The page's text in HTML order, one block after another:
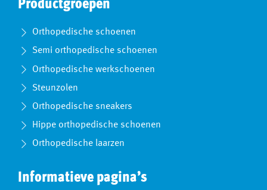
Productgroepen
Orthopedische schoenen
Semi orthopedische schoenen
Orthopedische werkschoenen
Steunzolen
Orthopedische sneakers
Hippe orthopedische schoenen
Orthopedische laarzen
Informatieve pagina’s